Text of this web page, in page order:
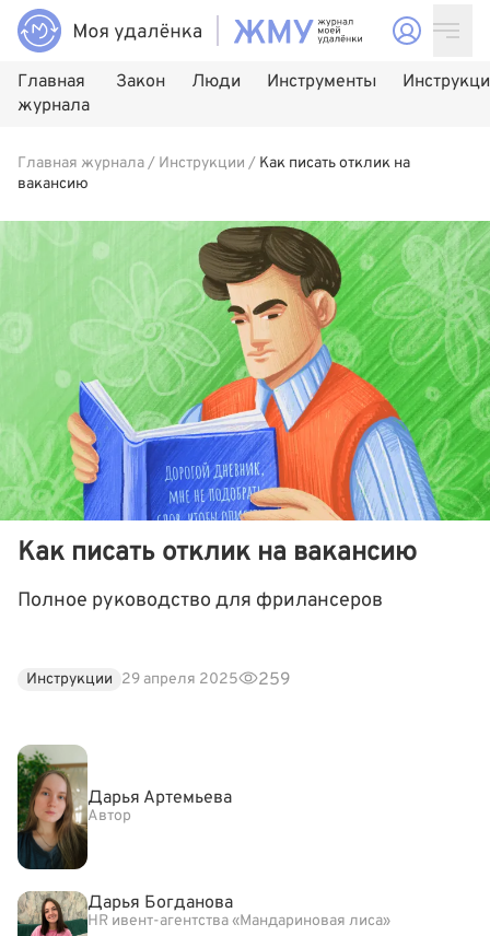
Главная
журнала
Закон Люди Инструменты
Главная журнала/ Инструкции / Как писать отклик на
вакансию
Как писать отклик на вакансию
Полное руководство для фрилансеров
Инструкции 29 апреля 2025 259
Дарья Артемьева
Автор
Дарья Богданова
HR ивент-агентства «Мандариновая лиса»